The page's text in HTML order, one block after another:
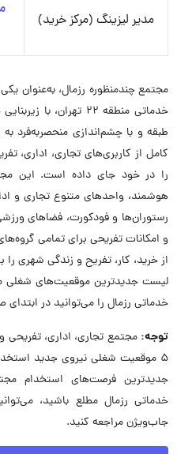
مدیر لیزینگ (مرکز خرید)
مجتمع چندمنظوره رزمال، به‌عنوان
طبقه و با چشم‌اندازی منحصربه‌فرد
کامل از کاربری‌های تجاری، اداری،
را در خود جای داده است. این
هوشمند، واحدهای متنوع تجاری و
رستوران‌ها و فودکورت، فضاهای
و امکانات تفریحی برای تمامی
از خرید، کار، تفریح و زندگی شهری را
لیست جدیدترین موقعیت‌های شغلی
خدماتی رزمال را می‌توانید در
توجه: مجتمع تجاری، اداری،
۵ موقعیت شغلی نیروی جدید
جدیدترین فرصت‌های استخدام
خدماتی رزمال مطلع باشید،
جاب‌ویژن مراجعه کنید.